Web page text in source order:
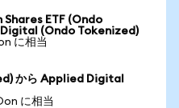
ETF (Ondo
(Ondo Tokenized)
に相当
から Applied Digital
に相当